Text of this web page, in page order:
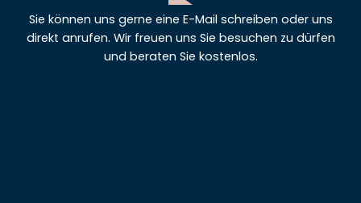
Sie können uns gerne eine E-Mail schreiben oder uns
direkt anrufen. Wir freuen uns Sie besuchen zu dürfen
und beraten Sie kostenlos.